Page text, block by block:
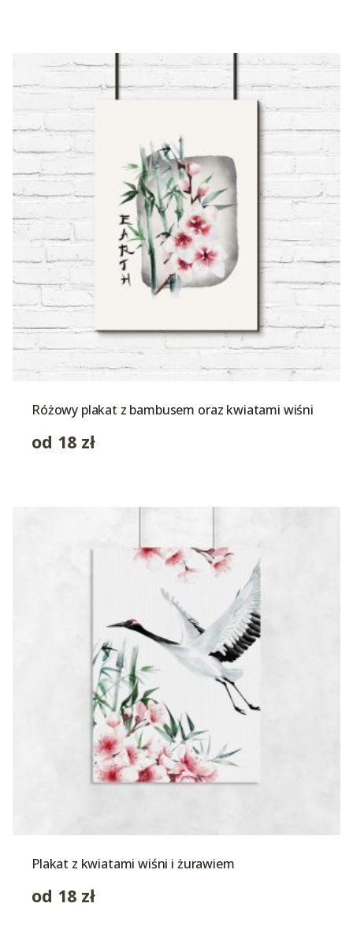
Różowy plakat z bambusem oraz kwiatami wiśni
od 18 zł
Plakat z kwiatami wiśni i żurawiem
od 18 zł